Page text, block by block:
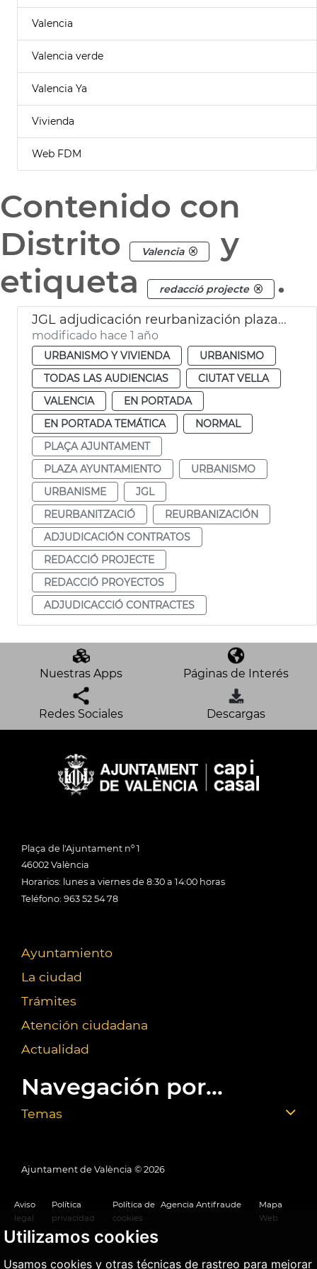
Utilizamos cookies
Usamos cookies y otras técnicas de rastreo para mejorar
Valencia
Valencia verde
Valencia Ya
Vivienda
Web FDM
Contenido con
Distrito
Valencia
y
etiqueta
redacció projecte .
JGL adjudicación reurbanización plaza Ajuntament
modificado hace 1 año
URBANISMO Y VIVIENDA
URBANISMO
TODAS LAS AUDIENCIAS
CIUTAT VELLA
VALENCIA
EN PORTADA
EN PORTADA TEMÁTICA
NORMAL
PLAÇA AJUNTAMENT
PLAZA AYUNTAMIENTO
URBANISMO
URBANISME
JGL
REURBANITZACIÓ
REURBANIZACIÓN
ADJUDICACIÓN CONTRATOS
REDACCIÓ PROJECTE
REDACCIÓ PROYECTOS
ADJUDICACCIÓ CONTRACTES
Nuestras Apps Páginas de Interés
Redes Sociales Descargas
Plaça de l'Ajuntament nº 1
46002 València
Horarios: lunes a viernes de 8:30 a 14:00 horas
Teléfono: 963 52 54 78
Ayuntamiento
La ciudad
Trámites
Atención ciudadana
Actualidad
Navegación por...
Temas
Ajuntament de València © 2026
Aviso
legal
Política
privacidad
Política de
cookies
Agencia Antifraude
Mapa
Web